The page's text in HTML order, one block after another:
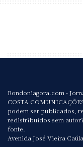
Rondoniagora.com -
COSTA
podem ser publicados,
redistribuídos sem
fonte.
Avenida José Vieira